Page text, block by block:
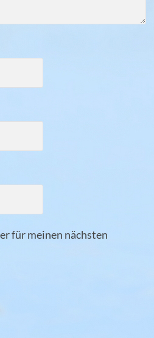
für meinen nächsten